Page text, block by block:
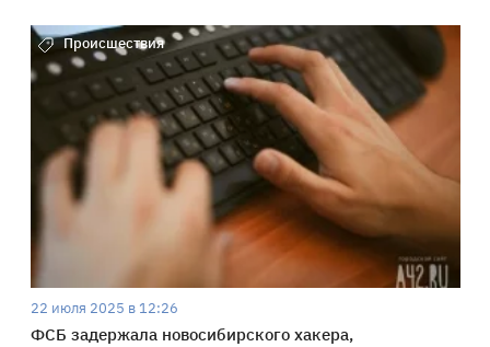
Происшествия
22 июля 2025 в 12:26
ФСБ задержала новосибирского хакера,